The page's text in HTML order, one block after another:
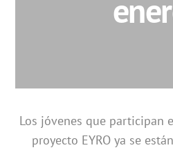
Los jóvenes que participan
proyecto EYRO ya se